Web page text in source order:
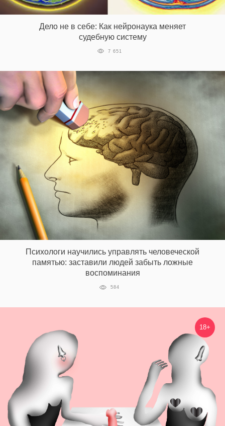
Дело не в себе: Как нейронаука меняет
судебную систему
7 651
Психологи научились управлять человеческой
памятью: заставили людей забыть ложные
воспоминания
584
18+